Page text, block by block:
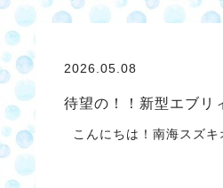
2026.05.08
待望の！！新型エブリ
こんにちは！南海スズ